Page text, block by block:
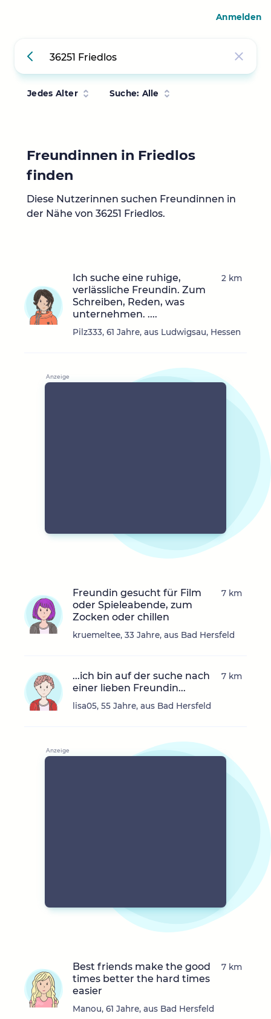
Jedes Alter Suche: Alle
Freundinnen in Friedlos
finden
Diese Nutzerinnen suchen Freundinnen in
der Nähe von 36251 Friedlos.
Ich suche eine ruhige,
verlässliche Freundin. Zum
Schreiben, Reden, was
unternehmen. ....
Pilz333, 61 Jahre, aus Ludwigsau, Hessen
2 km
Freundin gesucht für Film
oder Spieleabende, zum
Zocken oder chillen
kruemeltee, 33 Jahre, aus Bad Hersfeld
7 km
...ich bin auf der suche nach
einer lieben Freundin...
lisa05, 55 Jahre, aus Bad Hersfeld
7 km
Best friends make the good
times better the hard times
easier
Manou, 61 Jahre, aus Bad Hersfeld
7 km
Anmelden